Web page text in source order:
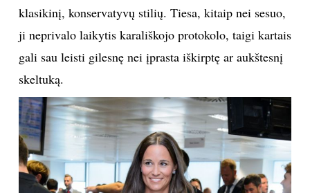
klasikinį, konservatyvų stilių. Tiesa, kitaip nei sesuo,
ji neprivalo laikytis karališkojo protokolo, taigi kartais
gali sau leisti gilesnę nei įprasta iškirptę ar aukštesnį
skeltuką.